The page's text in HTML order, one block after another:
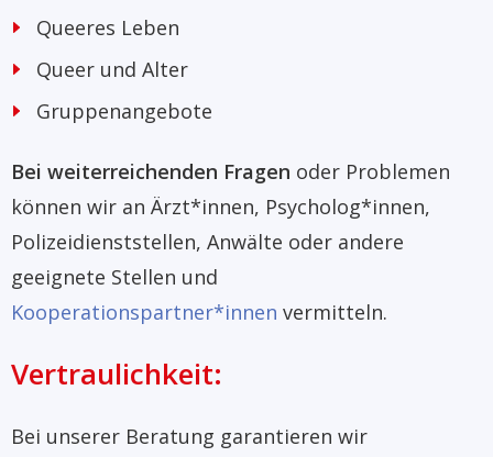
Queeres Leben
Queer und Alter
Gruppenangebote
Bei weiterreichenden Fragen oder Problemen
können wir an Ärzt*innen, Psycholog*innen,
Polizeidienststellen, Anwälte oder andere
geeignete Stellen und
Kooperationspartner*innen vermitteln.
Vertraulichkeit:
Bei unserer Beratung garantieren wir